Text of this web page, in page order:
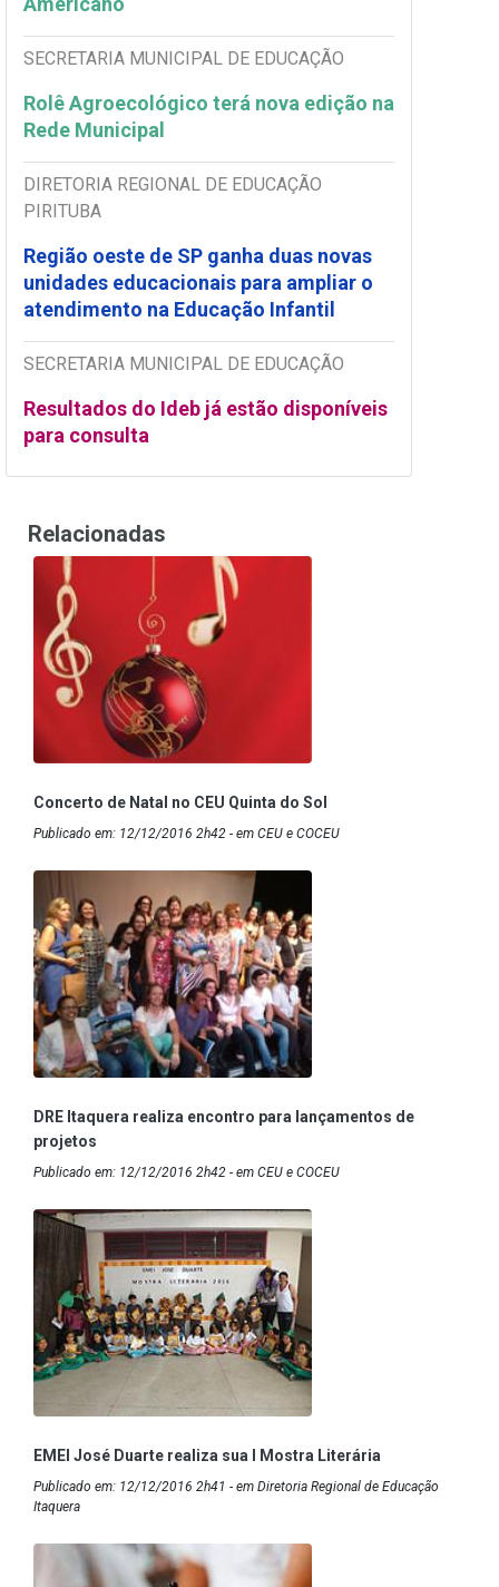
SECRETARIA MUNICIPAL DE EDUCAÇÃO
Rolê Agroecológico terá nova edição na
Rede Municipal
DIRETORIA REGIONAL DE EDUCAÇÃO
PIRITUBA
Região oeste de SP ganha duas novas
unidades educacionais para ampliar o
atendimento na Educação Infantil
SECRETARIA MUNICIPAL DE EDUCAÇÃO
Resultados do Ideb já estão disponíveis
para consulta
Relacionadas
Concerto de Natal no CEU Quinta do Sol
Publicado em: 12/12/2016 2h42 - em CEU e COCEU
DRE Itaquera realiza encontro para lançamentos de
projetos
Publicado em: 12/12/2016 2h42 - em CEU e COCEU
EMEI José Duarte realiza sua I Mostra Literária
Publicado em: 12/12/2016 2h41 - em Diretoria Regional de Educação
Itaquera